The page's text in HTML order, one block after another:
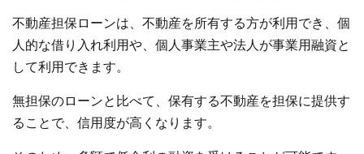
不動産担保ローンは、不動産を所有する方が利用でき、個
人的な借り入れ利用や、個人事業主や法人が事業用融資と
して利用できます。
無担保のローンと比べて、保有する不動産を担保に提供す
ることで、信用度が高くなります。